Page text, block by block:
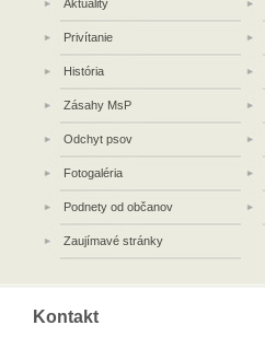
Aktuality
Privítanie
História
Zásahy MsP
Odchyt psov
Fotogaléria
Podnety od občanov
Zaujímavé stránky
Kontakt